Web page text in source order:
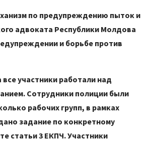
по предупреждению пыток и
адвоката Республики Молдова
и борьбе против
участники работали над
Сотрудники полиции были
рабочих групп, в рамках
задание по конкретному
статьи 3 ЕКПЧ. Участники